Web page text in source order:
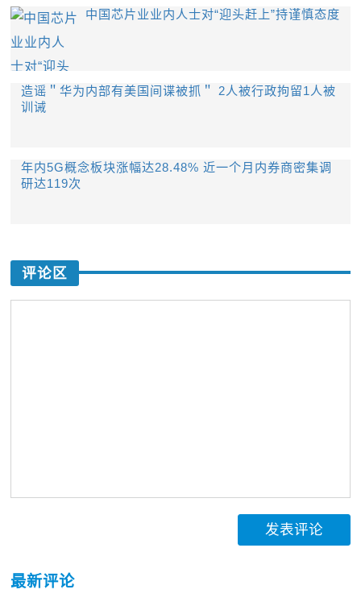
中国芯片业业内人士对“迎头赶上”持谨慎态度
造谣＂华为内部有美国间谍被抓＂ 2人被行政拘留1人被
训诫
年内5G概念板块涨幅达28.48% 近一个月内券商密集调
研达119次
评论区
发表评论
最新评论